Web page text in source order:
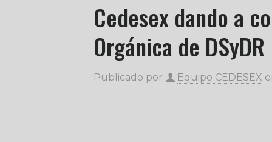
Cedesex dando a
Orgánica de DSyDR
Publicado por Equipo CEDESEX